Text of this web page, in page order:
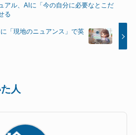
アル、AIに「今の自分に必要なとこだ
る
「現地のニュアンス」で英
人